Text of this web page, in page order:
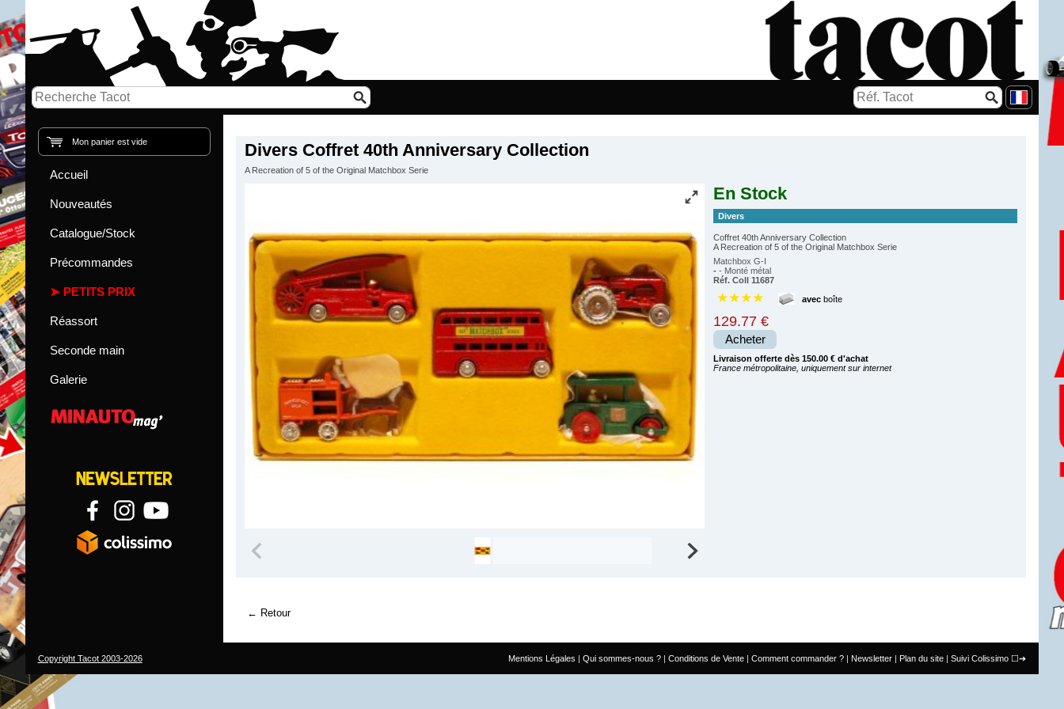
Divers Coffret 40th Anniversary Collection
A Recreation of 5 of the Original Matchbox Serie
En Stock
Divers
Coffret 40th Anniversary Collection
A Recreation of 5 of the Original Matchbox Serie
Matchbox G-I
- - Monté métal
Réf. Coll 11687
★★★★ avec boîte
129.77 €
Acheter
Livraison offerte dès 150.00 € d'achat
France métropolitaine, uniquement sur internet
Retour
Mon panier est vide
Accueil
Nouveautés
Catalogue/Stock
Précommandes
PETITS PRIX
Réassort
Seconde main
Galerie
Mentions Légales Qui sommes-nous ? Conditions de Vente Comment commander ? Newsletter Plan du site Suivi Colissimo
Copyright Tacot 2003-2026